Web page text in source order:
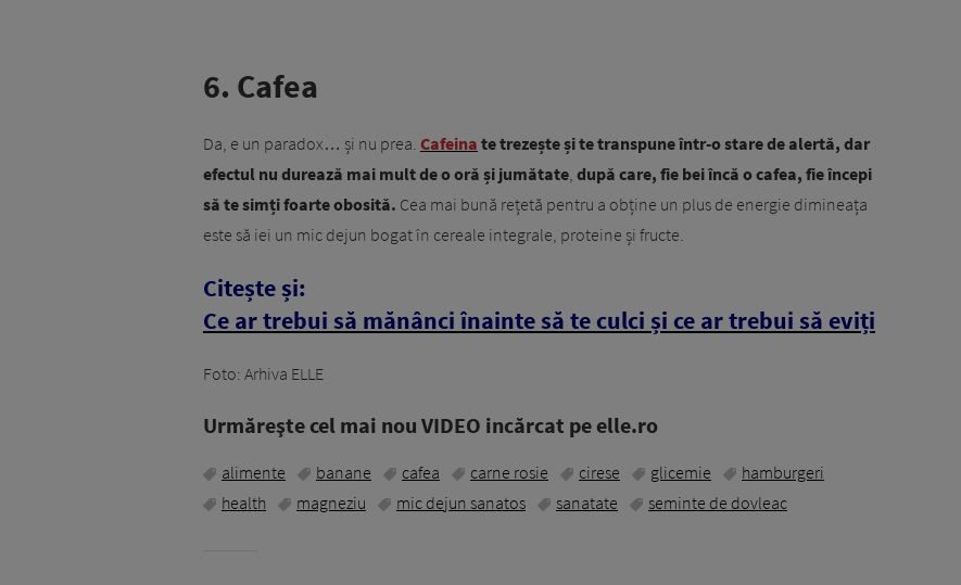
6. Cafea
Da, e un paradox… și nu prea. Cafeina te trezește și te transpune într-o stare de alertă, dar
efectul nu durează mai mult de o oră și jumătate, după care, fie bei încă o cafea, fie începi
să te simți foarte obosită. Cea mai bună rețetă pentru a obține un plus de energie dimineața
este să iei un mic dejun bogat în cereale integrale, proteine și fructe.
Citește și:
Ce ar trebui să mănânci înainte să te culci și ce ar trebui să eviți
Foto: Arhiva ELLE
Urmăreşte cel mai nou VIDEO incărcat pe elle.ro
alimente banane cafea carne rosie cirese glicemie
hamburgeri
health
magneziu mic dejun sanatos sanatate seminte de dovleac